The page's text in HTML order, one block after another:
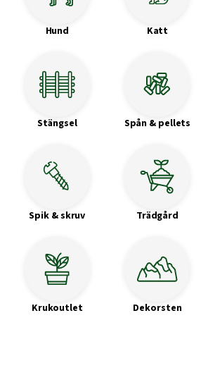
Hund Katt
Stängsel Spån & pellets
Spik & skruv Trädgård
Krukoutlet Dekorsten